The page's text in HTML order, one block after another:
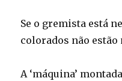
Se o gremista está
colorados não
A ‘máquina’